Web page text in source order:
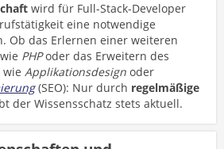
wird für Full-Stack-Developer
eine notwendige
Ob das Erlernen einer weiteren
PHPoder das Erweitern des
wie Applikationsdesign oder
(SEO): Nur durch regelmäßige
der Wissensschatz stets aktuell.